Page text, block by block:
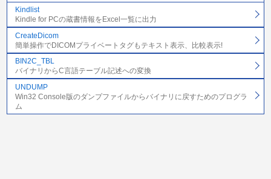
Kindlist
Kindle for PCの蔵書情報をExcel一覧に出力
CreateDicom
簡単操作でDICOMプライベートタグもテキスト表示、比較表示!
BIN2C_TBL
バイナリからC言語テーブル記述への変換
UNDUMP
Win32 Console版のダンプファイルからバイナリに戻すためのプログラ
ム